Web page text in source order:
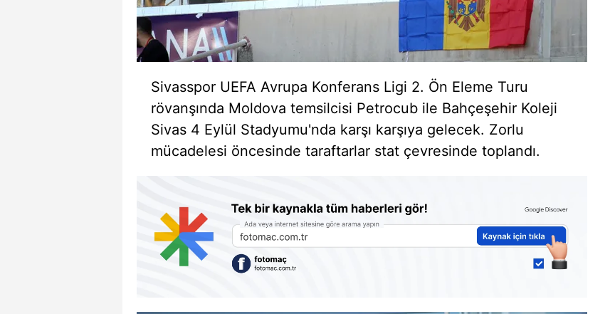
Sivasspor UEFA Avrupa Konferans Ligi 2. Ön Eleme Turu
rövanşında Moldova temsilcisi Petrocub ile Bahçeşehir Koleji
Sivas 4 Eylül Stadyumu'nda karşı karşıya gelecek. Zorlu
mücadelesi öncesinde taraftarlar stat çevresinde toplandı.